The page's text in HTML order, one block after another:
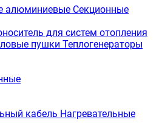
алюминиевые Секционные
для систем отопления
пушки Теплогенераторы
кабель Нагревательные